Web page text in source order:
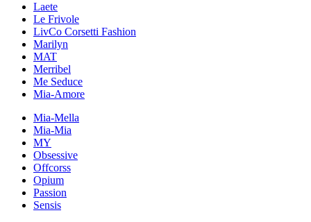
Laete
Le Frivole
LivCo Corsetti Fashion
Marilyn
MAT
Merribel
Me Seduce
Mia-Amore
Mia-Mella
Mia-Mia
MY
Obsessive
Offcorss
Opium
Passion
Sensis